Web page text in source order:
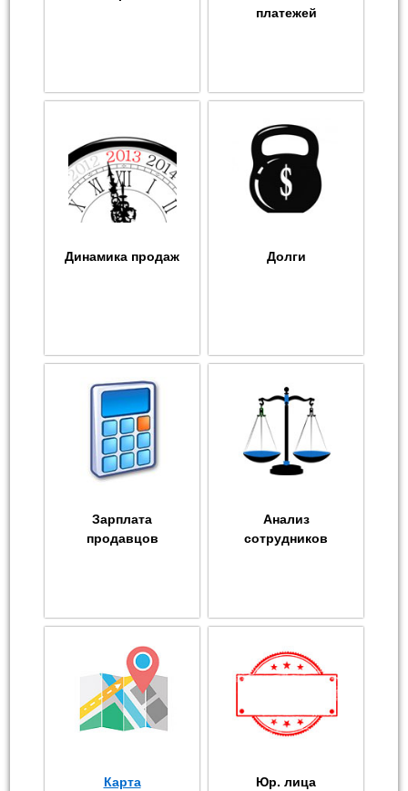
платежей
Динамика продаж Долги
Зарплата
продавцов
Анализ
сотрудников
Карта Юр. лица